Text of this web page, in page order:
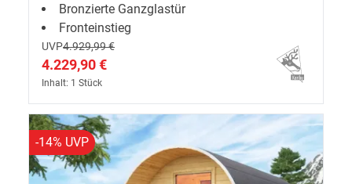
Bronzierte Ganzglastür
Fronteinstieg
UVP4.929,99 €
4.229,90 €
Inhalt: 1 Stück
-14% UVP